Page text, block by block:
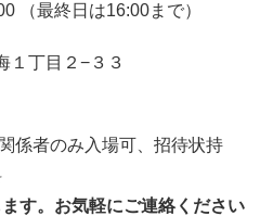
（最終日は16:00まで）
１丁目２−３３
係者のみ入場可、招待状持
す。お気軽にご連絡ください